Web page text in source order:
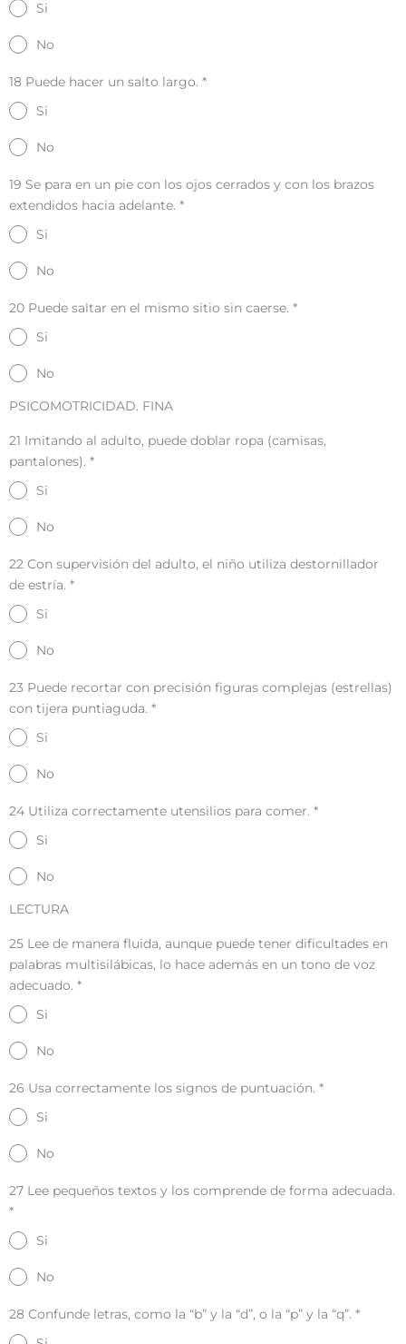
Si
No
18 Puede hacer un salto largo. *
Si
No
19 Se para en un pie con los ojos cerrados y con los brazos
extendidos hacia adelante. *
Si
No
20 Puede saltar en el mismo sitio sin caerse. *
Si
No
PSICOMOTRICIDAD. FINA
21 Imitando al adulto, puede doblar ropa (camisas,
pantalones). *
Si
No
22 Con supervisión del adulto, el niño utiliza destornillador
de estría. *
Si
No
23 Puede recortar con precisión figuras complejas (estrellas)
con tijera puntiaguda. *
Si
No
24 Utiliza correctamente utensilios para comer. *
Si
No
LECTURA
25 Lee de manera fluida, aunque puede tener dificultades en
palabras multisilábicas, lo hace además en un tono de voz
adecuado. *
Si
No
26 Usa correctamente los signos de puntuación. *
Si
No
27 Lee pequeños textos y los comprende de forma adecuada.
*
Si
No
28 Confunde letras, como la “b” y la “d”, o la “p” y la “q”. *